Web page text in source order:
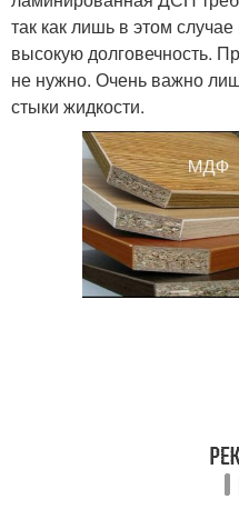
так как лишь в этом
высокую долговечность.
не нужно. Очень важно
стыки жидкости.